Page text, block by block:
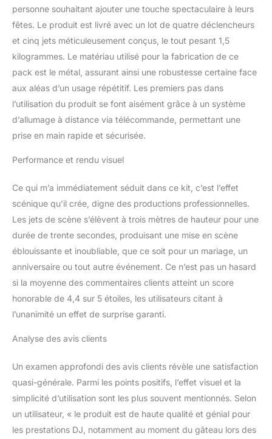
pour éviter les erreurs de
Système de
blocage métallique
intégré – Une languette
bloque le jet dans le
déclencheur même en
empêchant toute sortie
accidentelle et
permettant une
installation en cascade.
plastiques intégrées,
placez les déclencheurs
à la verticale ou en
inclinaison, croisés ou en
éventail.
1
télécommande à 4
boutons (1, 2, 3, 4) : pour
allumer chaque
déclencheur
individuellement
1
télécommande à bouton
unique : pour déclencher
Télécommandes déjà
allumage simple, rapide
et sécurisé, sans aucun
réglage nécessaire.
Étincelles froides –
personne souhaitant ajouter une touche spectaculaire à leurs
fêtes. Le produit est livré avec un lot de quatre déclencheurs
et cinq jets méticuleusement conçus, le tout pesant 1,5
kilogrammes. Le matériau utilisé pour la fabrication de ce
pack est le métal, assurant ainsi une robustesse certaine face
aux aléas d’un usage répétitif. Les premiers pas dans
l’utilisation du produit se font aisément grâce à un système
d’allumage à distance via télécommande, permettant une
prise en main rapide et sécurisée.
Performance et rendu visuel
Ce qui m’a immédiatement séduit dans ce kit, c’est l’effet
scénique qu’il crée, digne des productions professionnelles.
Les jets de scène s’élèvent à trois mètres de hauteur pour une
durée de trente secondes, produisant une mise en scène
éblouissante et inoubliable, que ce soit pour un mariage, un
anniversaire ou tout autre événement. Ce n’est pas un hasard
si la moyenne des commentaires clients atteint un score
honorable de 4,4 sur 5 étoiles, les utilisateurs citant à
l’unanimité un effet de surprise garanti.
Analyse des avis clients
Un examen approfondi des avis clients révèle une satisfaction
quasi-générale. Parmi les points positifs, l’effet visuel et la
simplicité d’utilisation sont les plus souvent mentionnés. Selon
un utilisateur, « le produit est de haute qualité et génial pour
les prestations DJ, notamment au moment du gâteau lors des